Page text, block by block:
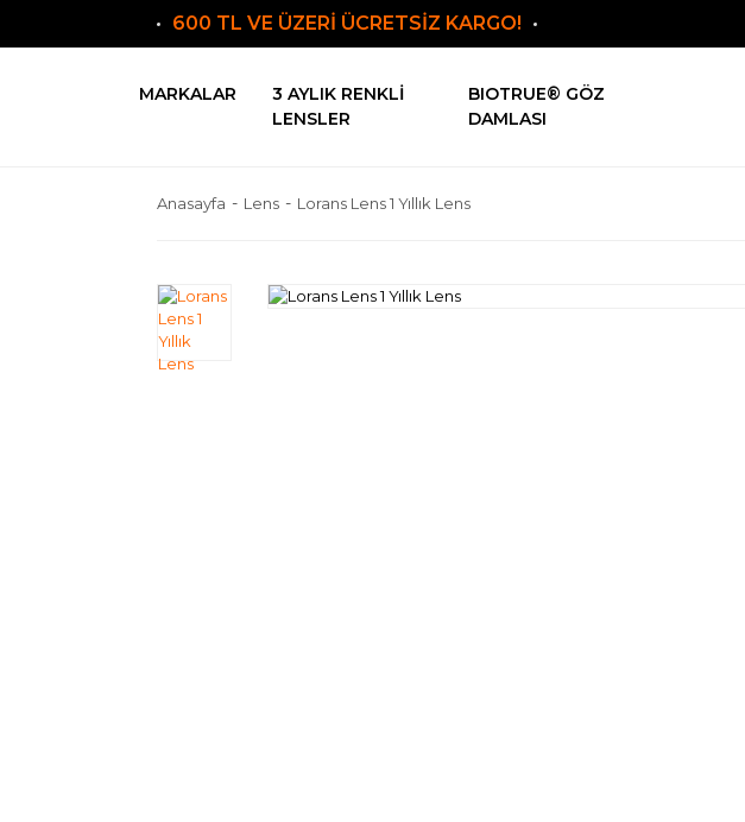
600 TL VE ÜZERİ ÜCRETSİZ KARGO!
MARKALAR
3 AYLIK RENKLI
LENSLER
BIOTRUE® GÖZ
DAMLASI
Anasayfa Lens Lorans Lens 1 Yıllık Lens